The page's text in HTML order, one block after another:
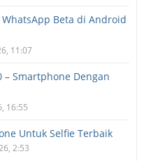
Beta di Android
11:07
– Smartphone Dengan
16:55
Untuk Selfie Terbaik
2:53